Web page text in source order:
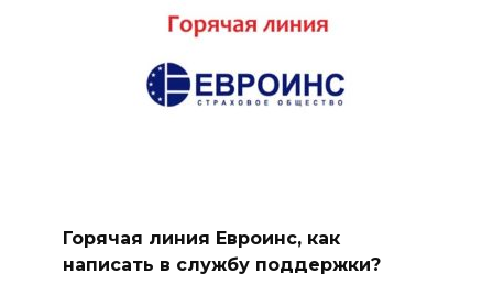
Горячая линия Евроинс, как
написать в службу поддержки?